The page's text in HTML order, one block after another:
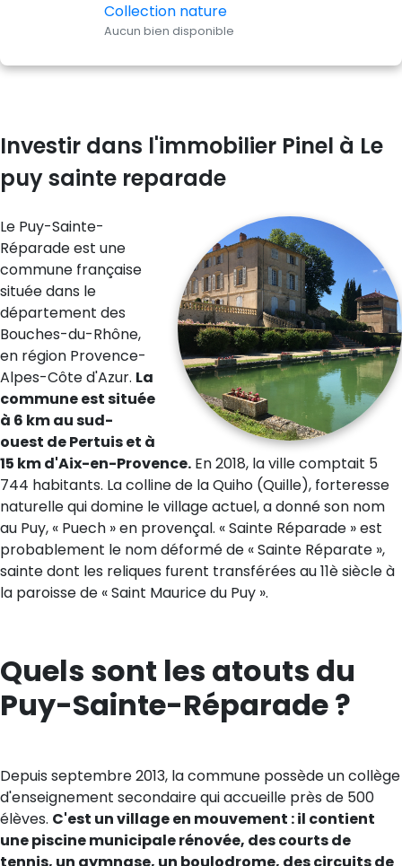
Collection nature
Aucun bien disponible
Investir dans l'immobilier Pinel à Le
puy sainte reparade
Le Puy-Sainte-
Réparade est une
commune française
située dans le
département des
Bouches-du-Rhône,
en région Provence-
Alpes-Côte d'Azur. La
commune est située
à 6 km au sud-
ouest de Pertuis et à
15 km d'Aix-en-Provence. En 2018, la ville comptait 5
744 habitants. La colline de la Quiho (Quille), forteresse
naturelle qui domine le village actuel, a donné son nom
au Puy, « Puech » en provençal. « Sainte Réparade » est
probablement le nom déformé de « Sainte Réparate »,
sainte dont les reliques furent transférées au 11è siècle à
la paroisse de « Saint Maurice du Puy ».
Quels sont les atouts du
Puy-Sainte-Réparade ?
Depuis septembre 2013, la commune possède un collège
d'enseignement secondaire qui accueille près de 500
élèves. C'est un village en mouvement : il contient
une piscine municipale rénovée, des courts de
tennis, un gymnase, un boulodrome, des circuits de